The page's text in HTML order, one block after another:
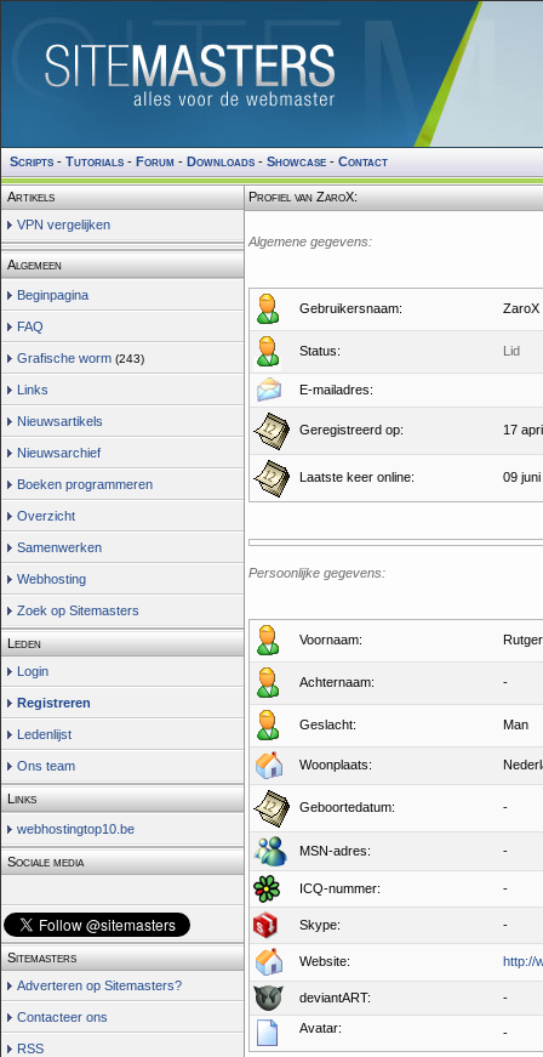
Scripts - Tutorials - Forum - Downloads - Showcase - Contact
Artikels
VPN vergelijken
Algemeen
Beginpagina
FAQ
Grafische worm (243)
Links
Nieuwsartikels
Nieuwsarchief
Boeken programmeren
Overzicht
Samenwerken
Webhosting
Zoek op Sitemasters
Leden
Login
Registreren
Ledenlijst
Ons team
Links
webhostingtop10.be
Sociale media
Sitemasters
Adverteren op Sitemasters?
Contacteer ons
RSS
Profiel van ZaroX:
Algemene gegevens:
Gebruikersnaam: ZaroX
Status: Lid
E-mailadres:
Geregistreerd op: 17
Laatste keer online: 09
Persoonlijke gegevens:
Voornaam: Rutger
Achternaam: -
Geslacht: Man
Woonplaats:
Geboortedatum: -
MSN-adres: -
ICQ-nummer: -
Skype: -
Website: http://
deviantART: -
Avatar: -